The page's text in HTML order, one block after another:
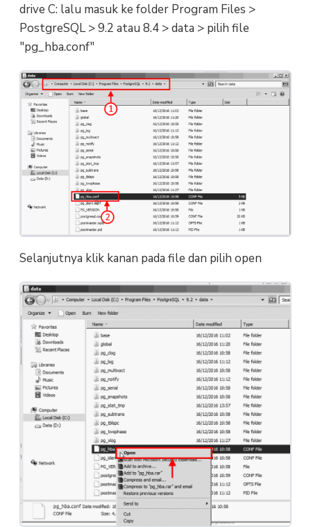
drive C: lalu masuk ke folder Program Files >
PostgreSQL > 9.2 atau 8.4 > data > pilih file
"pg_hba.conf"
Selanjutnya klik kanan pada file dan pilih open